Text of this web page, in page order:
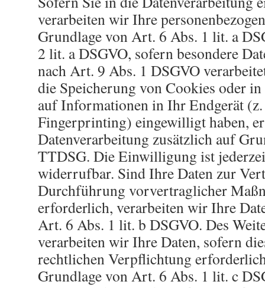
verarbeiten wir Ihre
Grundlage von Art. 6 Abs. 1 lit. a
2 lit. a DSGVO, sofern besondere
nach Art. 9 Abs. 1 DSGVO
die Speicherung von Cookies oder
auf Informationen in Ihr Endgerät
Fingerprinting) eingewilligt haben,
Datenverarbeitung zusätzlich auf
TTDSG. Die Einwilligung ist
widerrufbar. Sind Ihre Daten zur
Durchführung vorvertraglicher
erforderlich, verarbeiten wir Ihre
Art. 6 Abs. 1 lit. b DSGVO. Des
verarbeiten wir Ihre Daten, sofern
rechtlichen Verpflichtung
Grundlage von Art. 6 Abs. 1 lit. c